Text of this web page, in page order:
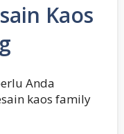
Kaos
Anda
kaos family